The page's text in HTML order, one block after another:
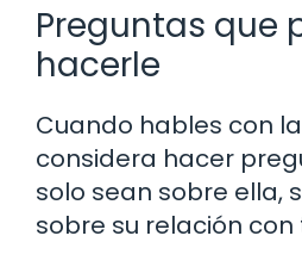
Preguntas que
hacerle
Cuando hables con
considera hacer
solo sean sobre ella,
sobre su relación con